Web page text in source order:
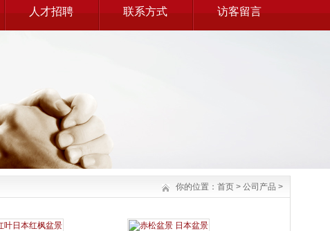
人才招聘 联系方式 访客留言
你的位置： 首页 > 公司产品 >